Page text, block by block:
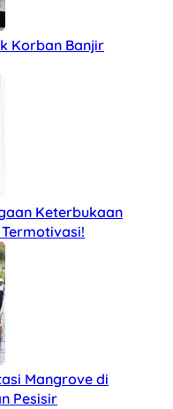
Korban Banjir
Keterbukaan
Mangrove di
Pesisir